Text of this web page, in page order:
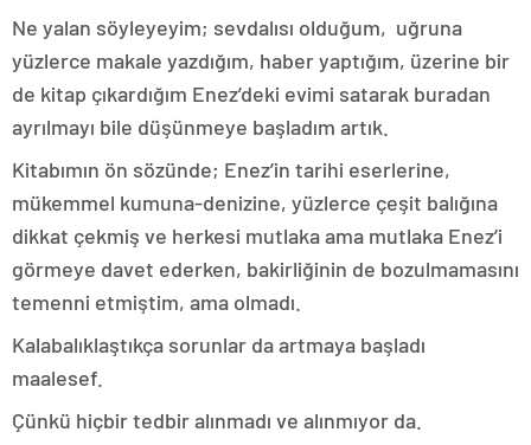
Ne yalan söyleyeyim; sevdalısı olduğum, uğruna
yüzlerce makale yazdığım, haber yaptığım, üzerine bir
de kitap çıkardığım Enez’deki evimi satarak buradan
ayrılmayı bile düşünmeye başladım artık.
Kitabımın ön sözünde; Enez’in tarihi eserlerine,
mükemmel kumuna-denizine, yüzlerce çeşit balığına
dikkat çekmiş ve herkesi mutlaka ama mutlaka Enez’i
görmeye davet ederken, bakirliğinin de bozulmamasını
temenni etmiştim, ama olmadı.
Kalabalıklaştıkça sorunlar da artmaya başladı
maalesef.
Çünkü hiçbir tedbir alınmadı ve alınmıyor da.